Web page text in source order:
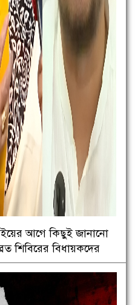
সইয়ের আগে কিছুই জানানো
শিবিরের বিধায়কদের